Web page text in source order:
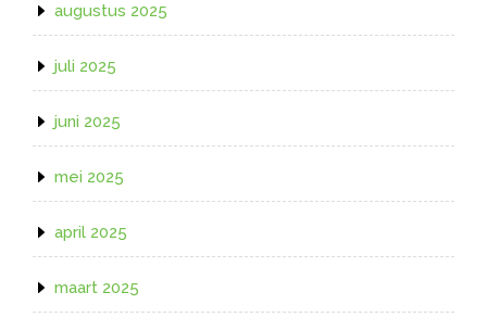
augustus 2025
juli 2025
juni 2025
mei 2025
april 2025
maart 2025